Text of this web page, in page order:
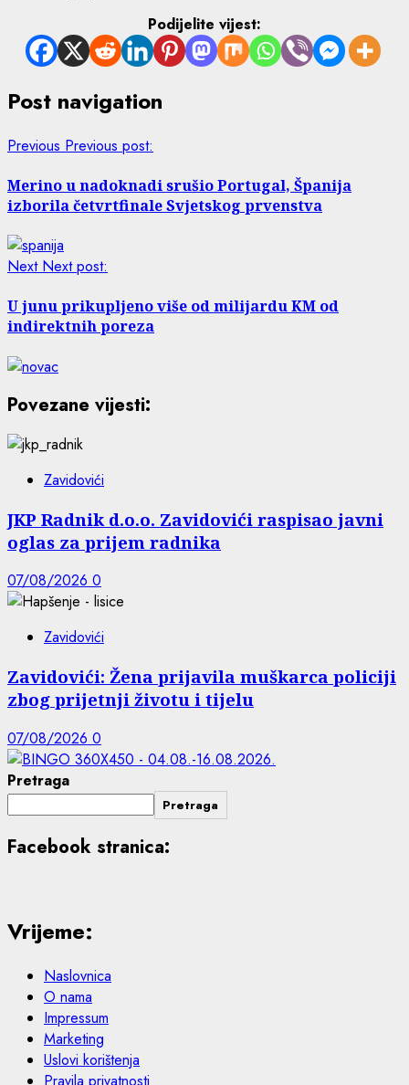
Podijelite vijest:
Post navigation
Previous Previous post:
Merino u nadoknadi srušio Portugal, Španija
izborila četvrtfinale Svjetskog prvenstva
Next Next post:
U junu prikupljeno više od milijardu KM od
indirektnih poreza
Povezane vijesti:
Zavidovići
JKP Radnik d.o.o. Zavidovići raspisao javni
oglas za prijem radnika
07/08/2026 0
Zavidovići
Zavidovići: Žena prijavila muškarca policiji
zbog prijetnji životu i tijelu
07/08/2026 0
Pretraga
Pretraga
Facebook stranica:
Vrijeme:
Naslovnica
O nama
Impressum
Marketing
Uslovi korištenja
Pravila privatnosti